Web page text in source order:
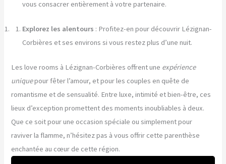
vous consacrer entièrement à votre partenaire.
Explorez les alentours : Profitez-en pour découvrir Lézignan-
Corbières et ses environs si vous restez plus d’une nuit.
Les love rooms à Lézignan-Corbières offrent une expérience
uniquepour fêter l’amour, et pour les couples en quête de
romantisme et de sensualité. Entre luxe, intimité et bien-être, ces
lieux d’exception promettent des moments inoubliables à deux.
Que ce soit pour une occasion spéciale ou simplement pour
raviver la flamme, n’hésitez pas à vous offrir cette parenthèse
enchantée au cœur de cette région.